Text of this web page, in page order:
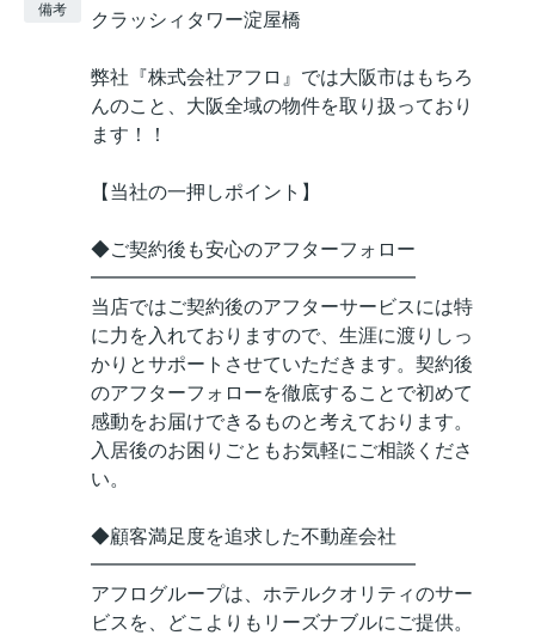
備考 クラッシィタワー淀屋橋
弊社『株式会社アフロ』では大阪市はもちろ
んのこと、大阪全域の物件を取り扱っており
ます！！
【当社の一押しポイント】
◆ご契約後も安心のアフターフォロー
━━━━━━━━━━━━━━━━━
当店ではご契約後のアフターサービスには特
に力を入れておりますので、生涯に渡りしっ
かりとサポートさせていただきます。契約後
のアフターフォローを徹底することで初めて
感動をお届けできるものと考えております。
入居後のお困りごともお気軽にご相談くださ
い。
◆顧客満足度を追求した不動産会社
━━━━━━━━━━━━━━━━━
アフログループは、ホテルクオリティのサー
ビスを、どこよりもリーズナブルにご提供。